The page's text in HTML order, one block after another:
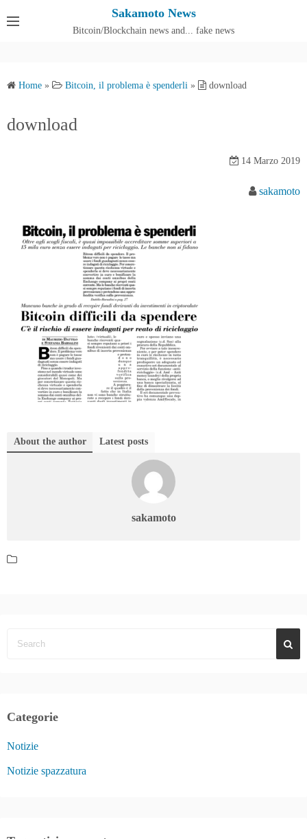
Sakamoto News
Bitcoin/Blockchain news and... fake news
Home » Bitcoin, il problema è spenderli » download
download
14 Marzo 2019
sakamoto
About the author Latest posts
sakamoto
Categorie
Notizie
Notizie spazzatura